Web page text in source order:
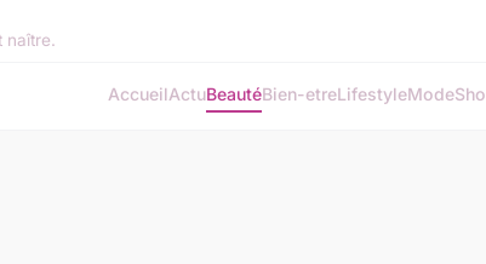
naître.
AccueilActuBeautéBien-etreLifestyleMode